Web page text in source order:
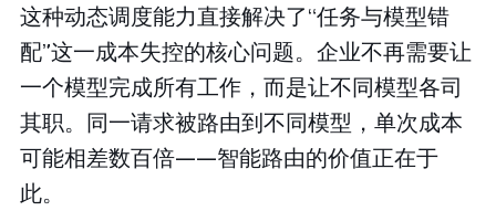
这种动态调度能力直接解决了“任务与模型错
配”这一成本失控的核心问题。企业不再需要让
一个模型完成所有工作，而是让不同模型各司
其职。同一请求被路由到不同模型，单次成本
可能相差数百倍——智能路由的价值正在于
此。